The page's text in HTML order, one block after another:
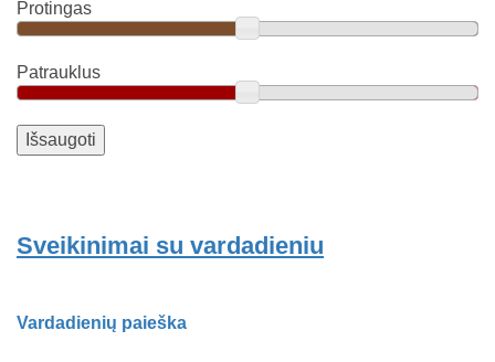
Protingas
Patrauklus
Sveikinimai su vardadieniu
Vardadienių paieška